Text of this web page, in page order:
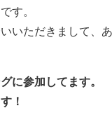
す。
いただきまして、
に参加してます。
！